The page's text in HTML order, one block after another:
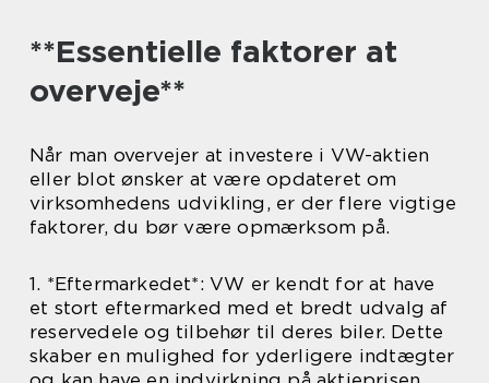
**Essentielle faktorer at
overveje**
Når man overvejer at investere i VW-aktien
eller blot ønsker at være opdateret om
virksomhedens udvikling, er der flere vigtige
faktorer, du bør være opmærksom på.
1. *Eftermarkedet*: VW er kendt for at have
et stort eftermarked med et bredt udvalg af
reservedele og tilbehør til deres biler. Dette
skaber en mulighed for yderligere indtægter